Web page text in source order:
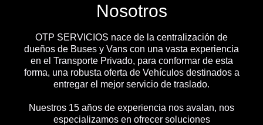
Nosotros
OTP SERVICIOS nace de la centralización de
dueños de Buses y Vans con una vasta experiencia
en el Transporte Privado, para conformar de esta
forma, una robusta oferta de Vehículos destinados a
entregar el mejor servicio de traslado.
Nuestros 15 años de experiencia nos avalan, nos
especializamos en ofrecer soluciones